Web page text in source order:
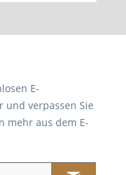
E-
und verpassen Sie
mehr aus dem E-